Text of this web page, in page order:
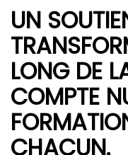
UN
LONG DE
COMPTE
CHACUN.